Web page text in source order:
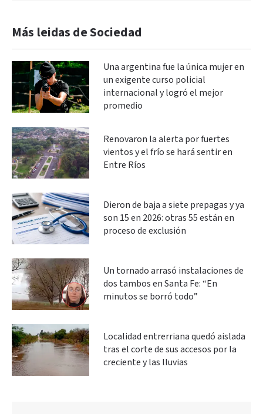
Más leidas de Sociedad
Una argentina fue la única mujer en
un exigente curso policial
internacional y logró el mejor
promedio
Renovaron la alerta por fuertes
vientos y el frío se hará sentir en
Entre Ríos
Dieron de baja a siete prepagas y ya
son 15 en 2026: otras 55 están en
proceso de exclusión
Un tornado arrasó instalaciones de
dos tambos en Santa Fe: “En
minutos se borró todo”
Localidad entrerriana quedó aislada
tras el corte de sus accesos por la
creciente y las lluvias